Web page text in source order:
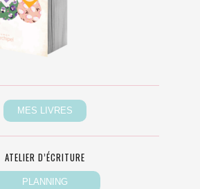
ATELIER D’ÉCRITURE